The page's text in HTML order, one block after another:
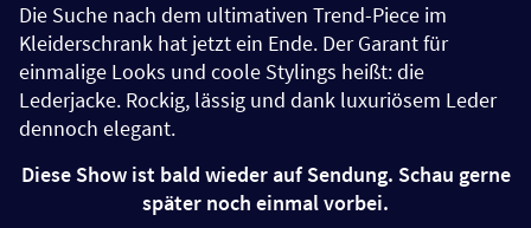
Die Suche nach dem ultimativen Trend-Piece im
Kleiderschrank hat jetzt ein Ende. Der Garant für
einmalige Looks und coole Stylings heißt: die
Lederjacke. Rockig, lässig und dank luxuriösem Leder
dennoch elegant.
Diese Show ist bald wieder auf Sendung. Schau gerne
später noch einmal vorbei.